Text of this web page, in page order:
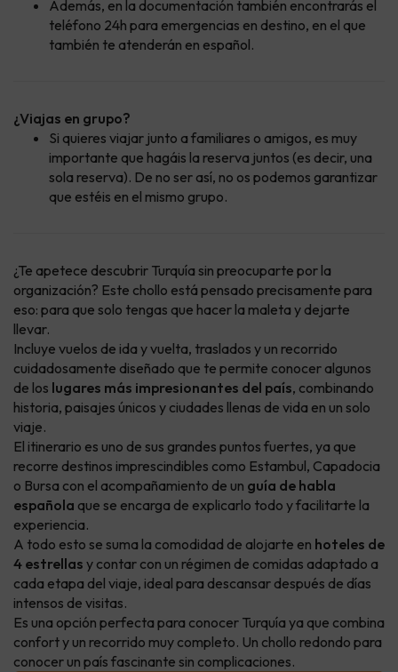
Además, en la documentación también encontrarás el
teléfono 24h para emergencias en destino, en el que
también te atenderán en español.
¿Viajas en grupo?
Si quieres viajar junto a familiares o amigos, es muy
importante que hagáis la reserva juntos (es decir, una
sola reserva). De no ser así, no os podemos garantizar
que estéis en el mismo grupo.
¿Te apetece descubrir Turquía sin preocuparte por la
organización? Este chollo está pensado precisamente para
eso: para que solo tengas que hacer la maleta y dejarte
llevar.
Incluye vuelos de ida y vuelta, traslados y un recorrido
cuidadosamente diseñado que te permite conocer algunos
de los lugares más impresionantes del país, combinando
historia, paisajes únicos y ciudades llenas de vida en un solo
viaje.
El itinerario es uno de sus grandes puntos fuertes, ya que
recorre destinos imprescindibles como Estambul, Capadocia
o Bursa con el acompañamiento de un guía de habla
española que se encarga de explicarlo todo y facilitarte la
experiencia.
A todo esto se suma la comodidad de alojarte en hoteles de
4 estrellas y contar con un régimen de comidas adaptado a
cada etapa del viaje, ideal para descansar después de días
intensos de visitas.
Es una opción perfecta para conocer Turquía ya que combina
confort y un recorrido muy completo. Un chollo redondo para
conocer un país fascinante sin complicaciones.